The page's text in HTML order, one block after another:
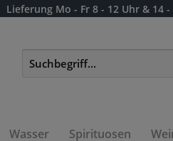
Lieferung Mo - Fr 8 - 12 Uhr & 14
Wasser Spirituosen